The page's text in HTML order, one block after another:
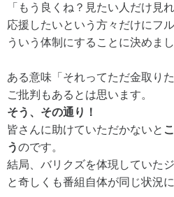
「もう良くね？見たい人だけ見
応援したいという方々だけにフ
ういう体制にすることに決めまし
ある意味「それってただ金取り
ご批判もあるとは思います。
そう、その通り！
皆さんに助けていただかないと
うのです。
結局、バリクズを体現していた
と奇しくも番組自体が同じ状況